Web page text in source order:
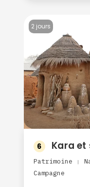
2 jours
6 Kara et
Patrimoine |
Campagne